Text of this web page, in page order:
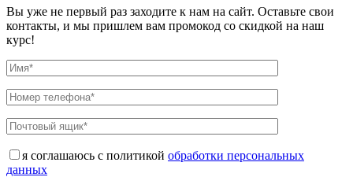
Вы уже не первый раз заходите к нам на сайт. Оставьте свои
контакты, и мы пришлем вам промокод со скидкой на наш
курс!
я соглашаюсь с политикой обработки персональных
данных